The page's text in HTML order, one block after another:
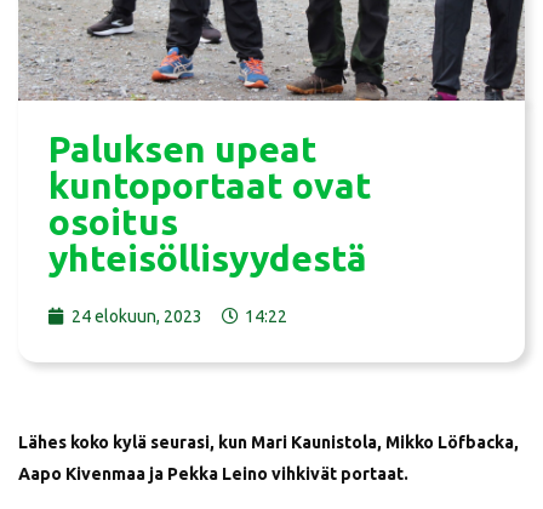
Paluksen upeat
kuntoportaat ovat
osoitus
yhteisöllisyydestä
24 elokuun, 2023 14:22
Lähes koko kylä seurasi, kun Mari Kaunistola, Mikko Löfbacka,
Aapo Kivenmaa ja Pekka Leino vihkivät portaat.